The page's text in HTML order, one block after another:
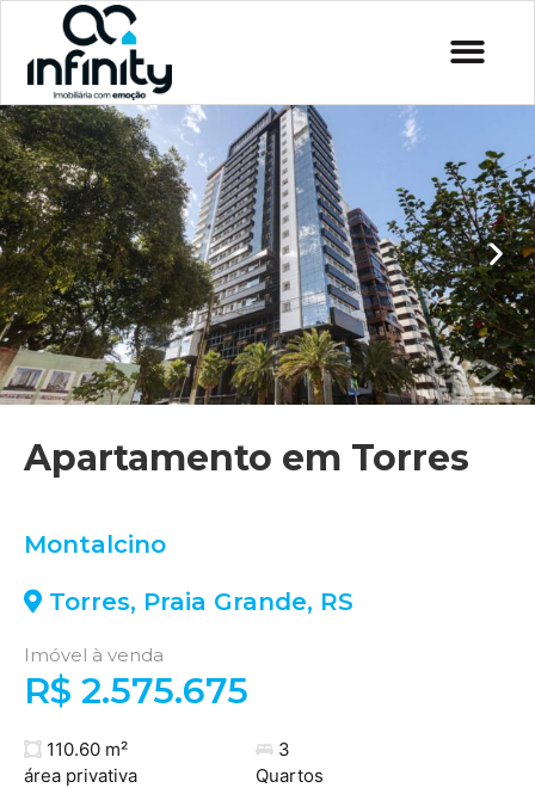
Apartamento em Torres
Montalcino
Torres, Praia Grande, RS
Imóvel à venda
R$ 2.575.675
110.60 m²
área privativa
3
Quartos